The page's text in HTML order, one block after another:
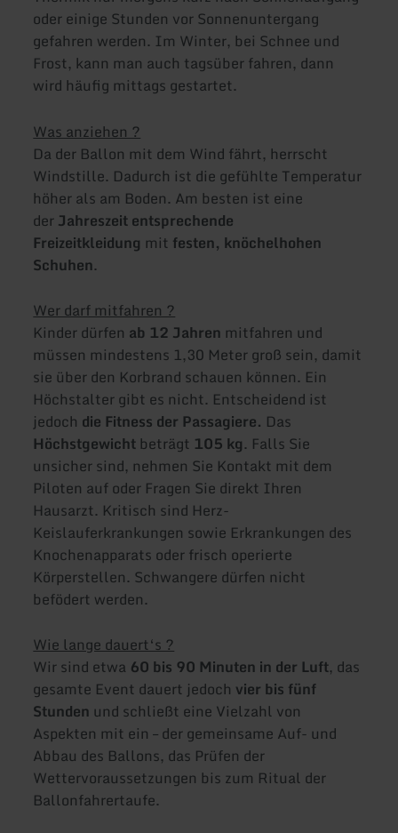
oder einige Stunden vor Sonnenuntergang
gefahren werden. Im Winter, bei Schnee und
Frost, kann man auch tagsüber fahren, dann
wird häufig mittags gestartet.
Was anziehen ?
Da der Ballon mit dem Wind fährt, herrscht
Windstille. Dadurch ist die gefühlte Temperatur
höher als am Boden. Am besten ist eine
derJahreszeit entsprechende
Freizeitkleidung mit festen, knöchelhohen
Schuhen.
Wer darf mitfahren ?
Kinder dürfen ab 12 Jahren mitfahren und
müssen mindestens 1,30 Meter groß sein, damit
sie über den Korbrand schauen können. Ein
Höchstalter gibt es nicht. Entscheidend ist
jedoch die Fitness der Passagiere. Das
Höchstgewicht beträgt 105 kg. Falls Sie
unsicher sind, nehmen Sie Kontakt mit dem
Piloten auf oder Fragen Sie direkt Ihren
Hausarzt. Kritisch sind Herz-
Keislauferkrankungen sowie Erkrankungen des
Knochenapparats oder frisch operierte
Körperstellen. Schwangere dürfen nicht
befödert werden.
Wie lange dauert‘s ?
Wir sind etwa 60 bis 90 Minuten in der Luft, das
gesamte Event dauert jedoch vier bis fünf
Stunden und schließt eine Vielzahl von
Aspekten mit ein – der gemeinsame Auf- und
Abbau des Ballons, das Prüfen der
Wettervoraussetzungen bis zum Ritual der
Ballonfahrertaufe.